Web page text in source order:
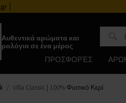
Αυθεντικά αρώματα και
ρολόγια σε ένα μέρος
ΠΡΟΣΦΟΡΈΣ
Villa Classic | 100% Φυσικό Κερί